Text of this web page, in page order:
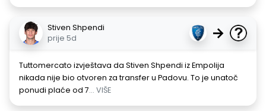
Stiven Shpendi
prije 5d
→
Tuttomercato izvještava da Stiven Shpendi iz Empolija
nikada nije bio otvoren za transfer u Padovu. To je unatoč
ponudi plaće od 7... VIŠE